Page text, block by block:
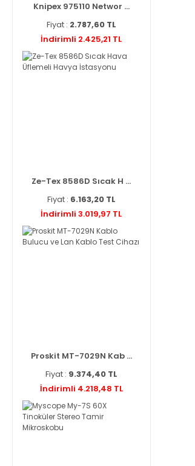
Knipex 975110 Networ ...
Fiyat : 2.787,60 TL
İndirimli 2.425,21 TL
Ze-Tex 8586D Sıcak H ...
Fiyat : 6.163,20 TL
İndirimli 3.019,97 TL
Proskit MT-7029N Kab ...
Fiyat : 9.374,40 TL
İndirimli 4.218,48 TL